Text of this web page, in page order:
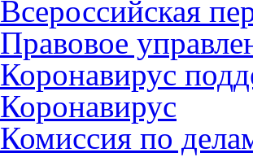
Всероссийская
Правовое
Коронавирус
Коронавирус
Комиссия по